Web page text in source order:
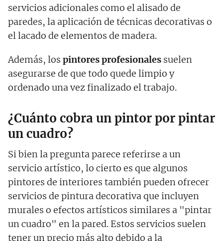
servicios adicionales como el alisado de
paredes, la aplicación de técnicas decorativas o
el lacado de elementos de madera.
Además, los pintores profesionales suelen
asegurarse de que todo quede limpio y
ordenado una vez finalizado el trabajo.
¿Cuánto cobra un pintor por pintar
un cuadro?
Si bien la pregunta parece referirse a un
servicio artístico, lo cierto es que algunos
pintores de interiores también pueden ofrecer
servicios de pintura decorativa que incluyen
murales o efectos artísticos similares a "pintar
un cuadro" en la pared. Estos servicios suelen
tener un precio más alto debido a la